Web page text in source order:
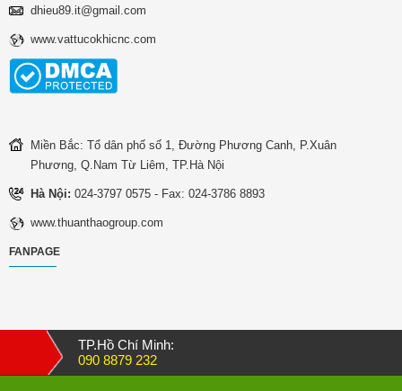
dhieu89.it@gmail.com
www.vattucokhicnc.com
Miền Bắc: Tổ dân phố số 1, Đường Phương Canh, P.Xuân
Phương, Q.Nam Từ Liêm, TP.Hà Nội
Hà Nội: 024-3797 0575 - Fax: 024-3786 8893
www.thuanthaogroup.com
FANPAGE
TP.Hồ Chí Minh:
090 8879 232